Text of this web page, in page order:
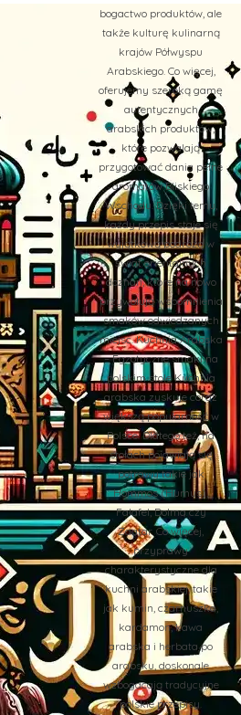
bogactwo produktów, ale
także kulturę kulinarną
krajów Półwyspu
Arabskiego. Co więcej,
oferujemy szeroką gamę
autentycznych
arabskich produktów,
które pozwalają
przygotować dania pełne
aromatów Bliskiego
Wschodu. Dzięki temu,
każdy przepis staje się
wyjątkową podróżą w
świat orientalnych
doznań, które na nowo
przywołują wspomnienia
smaków odwiedzanych
miejsc. Kuchnia Arabska
– Egzotyczne smaki na
polskim stole Kuchnia
arabska zyskuje coraz
większą popularność w
Polsce. Dlatego też, na
stołach pojawiają się
potrawy takie jak
Hommos (Humus),
Falafel, Dolma czy
Zaatar. Co więcej,
przyprawy
charakterystyczne dla
kuchni arabskiej, takie
jak kumin, czarnuszka,
kardamon, kawa
arabska i herbata po
arabsku, doskonale
wzbogacają tradycyjne
polskie przepisy.